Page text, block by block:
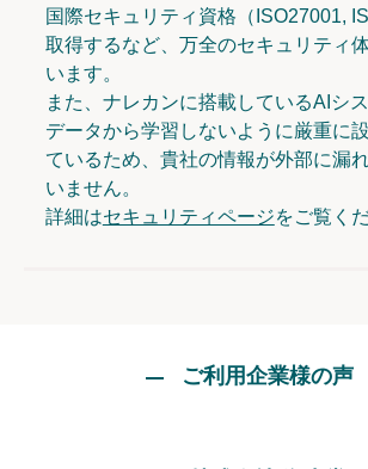
国際セキュリティ資格（ISO27001,
取得するなど、万全のセキュリティ
います。
また、ナレカンに搭載しているAIシ
データから学習しないように厳重に
ているため、貴社の情報が外部に漏
いません。
詳細はセキュリティページをご覧く
ご利用企業様の声